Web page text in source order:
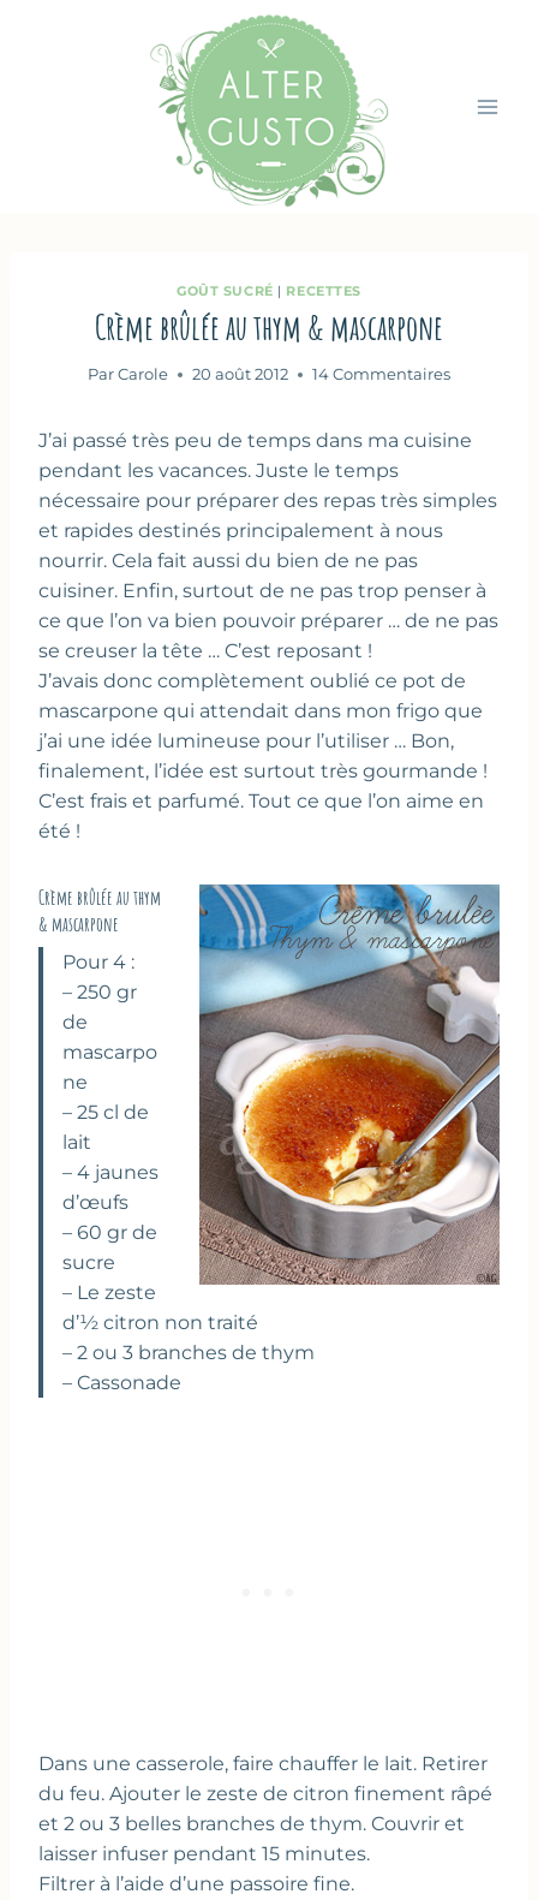
GOÛT SUCRÉ | RECETTES
Crème brûlée au thym & mascarpone
Par Carole 20 août 2012 14 Commentaires
J’ai passé très peu de temps dans ma cuisine
pendant les vacances. Juste le temps
nécessaire pour préparer des repas très simples
et rapides destinés principalement à nous
nourrir. Cela fait aussi du bien de ne pas
cuisiner. Enfin, surtout de ne pas trop penser à
ce que l’on va bien pouvoir préparer … de ne pas
se creuser la tête … C’est reposant !
J’avais donc complètement oublié ce pot de
mascarpone qui attendait dans mon frigo que
j’ai une idée lumineuse pour l’utiliser … Bon,
finalement, l’idée est surtout très gourmande !
C’est frais et parfumé. Tout ce que l’on aime en
été !
Crème brûlée au thym
& mascarpone
Pour 4 :
– 250 gr
de
mascarpo
ne
– 25 cl de
lait
– 4 jaunes
d’œufs
– 60 gr de
sucre
– Le zeste
d’½ citron non traité
– 2 ou 3 branches de thym
– Cassonade
Dans une casserole, faire chauffer le lait. Retirer
du feu. Ajouter le zeste de citron finement râpé
et 2 ou 3 belles branches de thym. Couvrir et
laisser infuser pendant 15 minutes.
Filtrer à l’aide d’une passoire fine.